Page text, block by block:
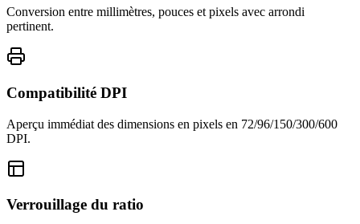
Conversion entre millimètres, pouces et pixels avec arrondi
pertinent.
Compatibilité DPI
Aperçu immédiat des dimensions en pixels en 72/96/150/300/600
DPI.
Verrouillage du ratio